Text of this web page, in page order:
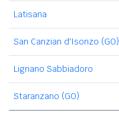
Latisana
San Canzian d'Isonzo (GO)
Lignano Sabbiadoro
Staranzano (GO)